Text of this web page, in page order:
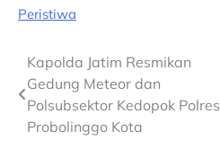
Peristiwa
Post
navigation
Kapolda Jatim Resmikan
Gedung Meteor dan
Polsubsektor Kedopok Polres
Probolinggo Kota